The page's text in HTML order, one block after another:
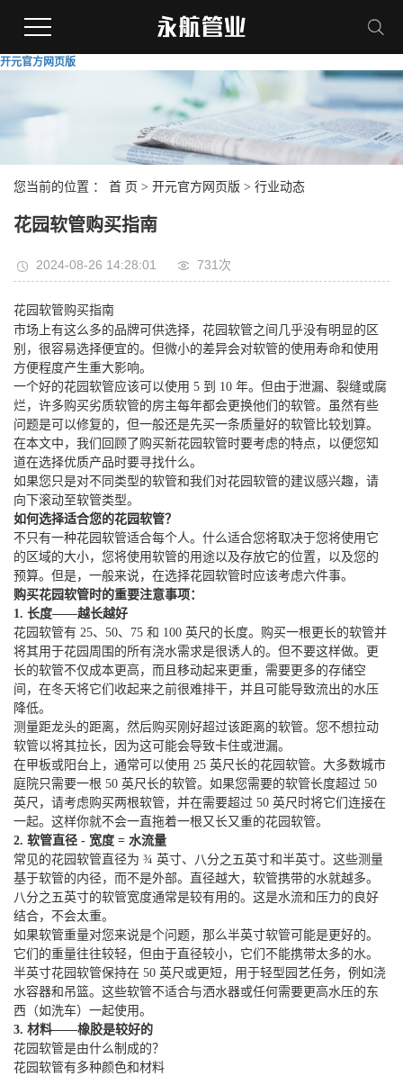
开元官方网页版
您当前的位置 ： 首 页 > 开元官方网页版 > 行业动态
花园软管购买指南
2024-08-26 14:28:01 731次
花园软管购买指南
市场上有这么多的品牌可供选择，花园软管之间几乎没有明显的区
别，很容易选择便宜的。但微小的差异会对软管的使用寿命和使用
方便程度产生重大影响。
一个好的花园软管应该可以使用 5 到 10 年。但由于泄漏、裂缝或腐
烂，许多购买劣质软管的房主每年都会更换他们的软管。虽然有些
问题是可以修复的，但一般还是先买一条质量好的软管比较划算。
在本文中，我们回顾了购买新花园软管时要考虑的特点，以便您知
道在选择优质产品时要寻找什么。
如果您只是对不同类型的软管和我们对花园软管的建议感兴趣，请
向下滚动至软管类型。
如何选择适合您的花园软管？
不只有一种花园软管适合每个人。什么适合您将取决于您将使用它
的区域的大小，您将使用软管的用途以及存放它的位置，以及您的
预算。但是，一般来说，在选择花园软管时应该考虑六件事。
购买花园软管时的重要注意事项：
1. 长度——越长越好
花园软管有 25、50、75 和 100 英尺的长度。购买一根更长的软管并
将其用于花园周围的所有浇水需求是很诱人的。但不要这样做。更
长的软管不仅成本更高，而且移动起来更重，需要更多的存储空
间，在冬天将它们收起来之前很难排干，并且可能导致流出的水压
降低。
测量距龙头的距离，然后购买刚好超过该距离的软管。您不想拉动
软管以将其拉长，因为这可能会导致卡住或泄漏。
在甲板或阳台上，通常可以使用 25 英尺长的花园软管。大多数城市
庭院只需要一根 50 英尺长的软管。如果您需要的软管长度超过 50
英尺，请考虑购买两根软管，并在需要超过 50 英尺时将它们连接在
一起。这样你就不会一直拖着一根又长又重的花园软管。
2. 软管直径 - 宽度 = 水流量
常见的花园软管直径为 ¾ 英寸、八分之五英寸和半英寸。这些测量
基于软管的内径，而不是外部。直径越大，软管携带的水就越多。
八分之五英寸的软管宽度通常是较有用的。这是水流和压力的良好
结合，不会太重。
如果软管重量对您来说是个问题，那么半英寸软管可能是更好的。
它们的重量往往较轻，但由于直径较小，它们不能携带太多的水。
半英寸花园软管保持在 50 英尺或更短，用于轻型园艺任务，例如浇
水容器和吊篮。这些软管不适合与洒水器或任何需要更高水压的东
西（如洗车）一起使用。
3. 材料——橡胶是较好的
花园软管是由什么制成的？
花园软管有多种颜色和材料